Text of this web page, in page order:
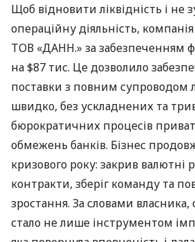
Щоб відновити ліквідність і не
операційну діяльність,
ТОВ «ДАНН.» за забезпеченням
на $87 тис. Це дозволило
поставки з повним супроводом
швидко, без ускладнених та
бюрократичних процесів
обмежень банків. Бізнес
кризового року: закрив валютні
контракти, зберіг команду та
зростання. За словами
стало не лише інструментом